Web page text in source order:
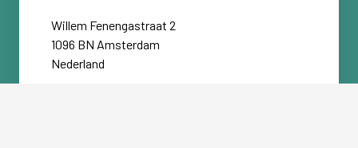
Willem Fenengastraat 2
1096 BN Amsterdam
Nederland